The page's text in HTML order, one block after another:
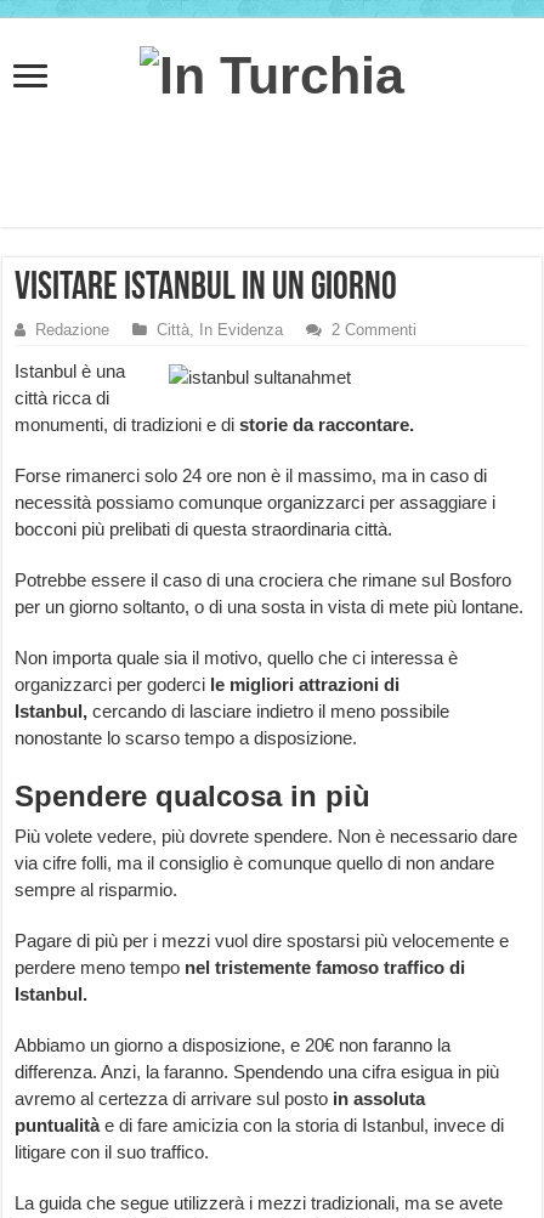
Visitare Istanbul in un giorno
Redazione Città, In Evidenza 2 Commenti
Istanbul è una
città ricca di
monumenti, di tradizioni e distorie da raccontare.
Forse rimanerci solo 24 ore non è il massimo, ma in caso di
necessità possiamo comunque organizzarci per assaggiare i
bocconi più prelibati di questa straordinaria città.
Potrebbe essere il caso di una crociera che rimane sul Bosforo
per un giorno soltanto, o di una sosta in vista di mete più lontane.
Non importa quale sia il motivo, quello che ci interessa è
organizzarci per goderci le migliori attrazioni di
Istanbul,cercando di lasciare indietro il meno possibile
nonostante lo scarso tempo a disposizione.
Spendere qualcosa in più
Più volete vedere, più dovrete spendere. Non è necessario dare
via cifre folli, ma il consiglio è comunque quello di non andare
sempre al risparmio.
Pagare di più per i mezzi vuol dire spostarsi più velocemente e
perdere meno tempo nel tristemente famoso traffico di
Istanbul.
Abbiamo un giorno a disposizione, e 20€ non faranno la
differenza. Anzi, la faranno. Spendendo una cifra esigua in più
avremo al certezza di arrivare sul posto in assoluta
puntualitàe di fare amicizia con la storia di Istanbul, invece di
litigare con il suo traffico.
La guida che segue utilizzerà i mezzi tradizionali, ma se avete